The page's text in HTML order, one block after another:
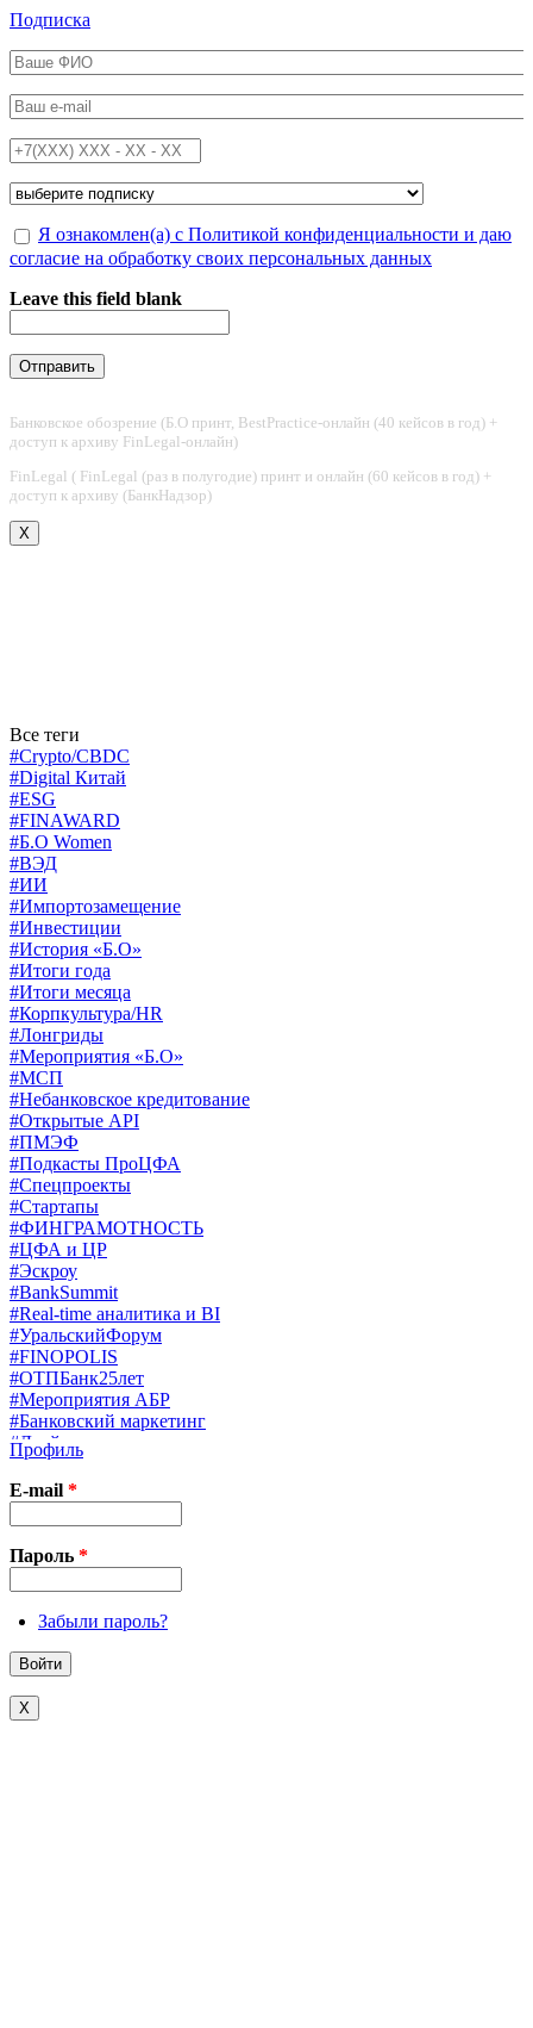
Перейти к основному содержанию
Подписка
ФИО*
Email*
Телефон*
Подписка на*
Обработка персональных данных*
Я ознакомлен(а) с Политикой конфиденциальности и даю
согласие на обработку своих персональных данных
Leave this field blank
Банковское обозрение (Б.О принт, BestPractice-онлайн (40 кейсов в год) +
доступ к архиву FinLegal-онлайн)
FinLegal ( FinLegal (раз в полугодие) принт и онлайн (60 кейсов в год) +
доступ к архиву (БанкНадзор)
X
Все теги
#Crypto/CBDC
#Digital Китай
#ESG
#FINAWARD
#Б.О Women
#ВЭД
#ИИ
#Импортозамещение
#Инвестиции
#История «Б.О»
#Итоги года
#Итоги месяца
#Корпкультура/HR
#Лонгриды
#Мероприятия «Б.О»
#МСП
#Небанковское кредитование
#Открытые API
#ПМЭФ
#Подкасты ПроЦФА
#Спецпроекты
#Стартапы
#ФИНГРАМОТНОСТЬ
#ЦФА и ЦР
#Эскроу
#BankSummit
#Real-time аналитика и BI
#УральскийФорум
#FINOPOLIS
#ОТПБанк25лет
#Мероприятия АБР
#Банковский маркетинг
#Драйверы страхования
#Финконгресс ЦБ
#PB&WM
#UX/CX
#Экосистемы
X
Профиль
E-mail *
Пароль *
Забыли пароль?
X